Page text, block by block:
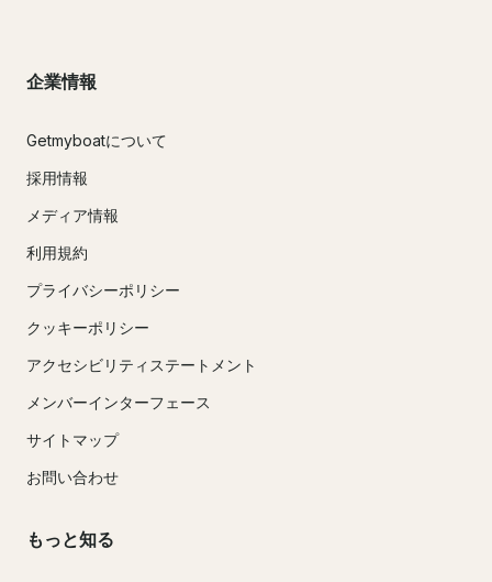
企業情報
Getmyboatについて
採用情報
メディア情報
利用規約
プライバシーポリシー
クッキーポリシー
アクセシビリティステートメント
メンバーインターフェース
サイトマップ
お問い合わせ
もっと知る